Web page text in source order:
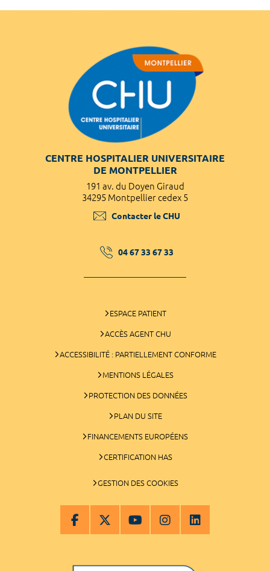
CENTRE HOSPITALIER UNIVERSITAIRE
DE MONTPELLIER
191 av. du Doyen Giraud
34295 Montpellier cedex 5
Contacter le CHU
04 67 33 67 33
ESPACE PATIENT
ACCÈS AGENT CHU
ACCESSIBILITÉ : PARTIELLEMENT CONFORME
MENTIONS LÉGALES
PROTECTION DES DONNÉES
PLAN DU SITE
FINANCEMENTS EUROPÉENS
CERTIFICATION HAS
GESTION DES COOKIES